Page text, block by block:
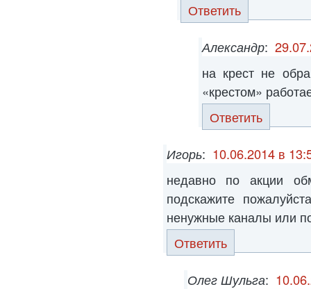
Ответить
Александр:
на крест не
«крестом»
Ответить
Игорь: 10.06.2014 в
недавно по акции
подскажите
ненужные каналы или
Ответить
Олег Шульга: